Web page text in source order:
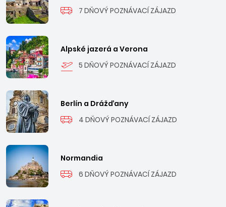
7 DŇOVÝ POZNÁVACÍ ZÁJAZD
Alpské jazerá a Verona
5 DŇOVÝ POZNÁVACÍ ZÁJAZD
Berlín a Drážďany
4 DŇOVÝ POZNÁVACÍ ZÁJAZD
Normandia
6 DŇOVÝ POZNÁVACÍ ZÁJAZD